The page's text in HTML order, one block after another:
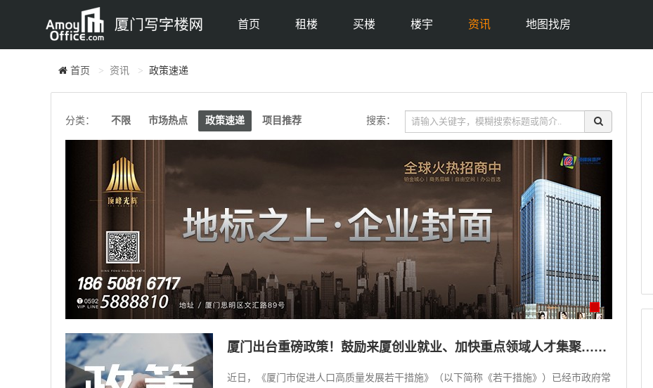
首页 租楼 买楼 楼宇 资讯 地图找房
首页 资讯 政策速递
分类： 不限 市场热点 政策速递 项目推荐 搜索：
厦门出台重磅政策！鼓励来厦创业就业、加快重点领域人才集聚……
近日，《厦门市促进人口高质量发展若干措施》（以下简称《若干措施》）已经市政府常